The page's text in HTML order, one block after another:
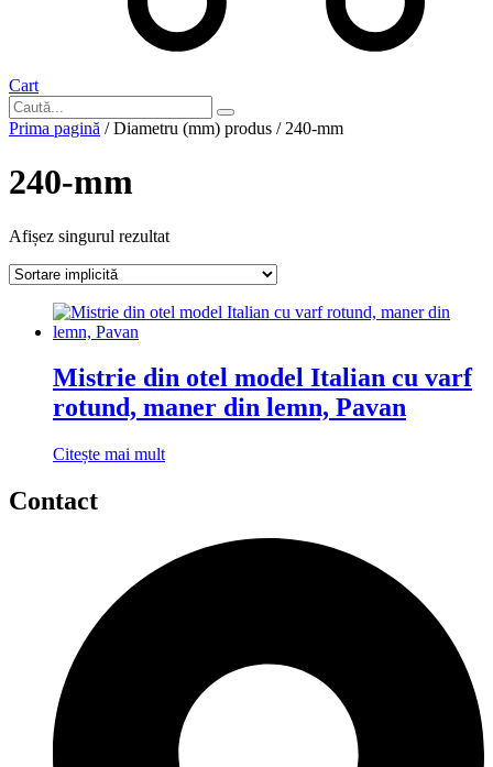
Cart
Prima pagină / Diametru (mm) produs / 240-mm
240-mm
Afișez singurul rezultat
Mistrie din otel model Italian cu varf
rotund, maner din lemn, Pavan
Citește mai mult
Contact